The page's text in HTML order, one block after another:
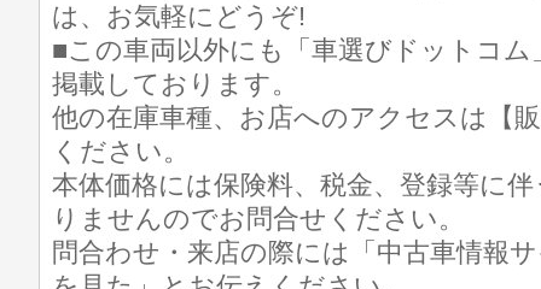
は、お気軽にどうぞ!
■この車両以外にも「車選びドットコ
掲載しております。
他の在庫車種、お店へのアクセスは【
ください。
本体価格には保険料、税金、登録等に
りませんのでお問合せください。
問合わせ・来店の際には「中古車情報